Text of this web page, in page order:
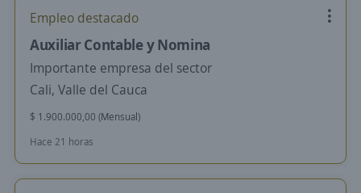
Empleo destacado
Auxiliar Contable y Nomina
Importante empresa del sector
Cali, Valle del Cauca
$ 1.900.000,00 (Mensual)
Hace 21 horas